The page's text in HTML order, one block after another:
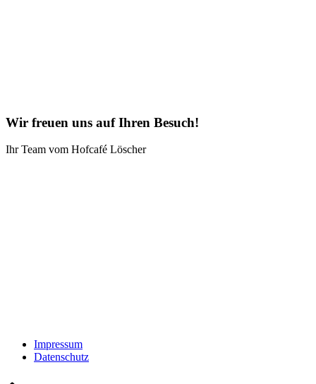
Wir freuen uns auf Ihren Besuch!
Ihr Team vom Hofcafé Löscher
Impressum
Datenschutz